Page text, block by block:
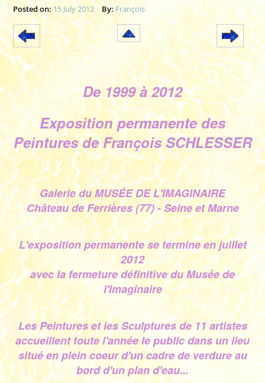
Posted on: 15 July 2012 By: François
De 1999 à 2012
Exposition permanente des
Peintures de François SCHLESSER
Galerie du MUSÉE DE L'IMAGINAIRE
Château de Ferrières (77) - Seine et Marne
L'exposition permanente se termine en juillet
2012
avec la fermeture définitive du Musée de
l'Imaginaire
Les Peintures et les Sculptures de 11 artistes
accueillent toute l'année le public dans un lieu
situé en plein coeur d'un cadre de verdure au
bord d'un plan d'eau...